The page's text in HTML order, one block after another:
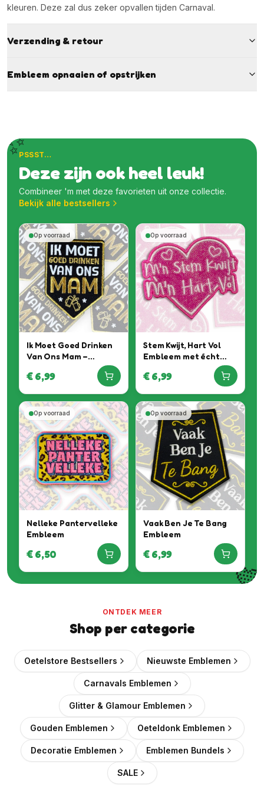
kleuren. Deze zal dus zeker opvallen tijden Carnaval.
Verzending & retour
Embleem opnaaien of opstrijken
PSSST…
Deze zijn ook heel leuk!
Combineer 'm met deze favorieten uit onze collectie.
Bekijk alle bestsellers
Op voorraad
Ik Moet Goed Drinken
Van Ons Mam –
€6,99
Op voorraad
Stem Kwijt, Hart Vol
Embleem met écht
Roze Glitter Special
€6,99
Op voorraad
Nelleke Pantervelleke
Embleem
€6,50
Op voorraad
Vaak Ben Je Te Bang
Embleem
€6,99
ONTDEK MEER
Shop per categorie
Oetelstore Bestsellers Nieuwste Emblemen
Carnavals Emblemen
Glitter & Glamour Emblemen
Gouden Emblemen Oeteldonk Emblemen
Decoratie Emblemen Emblemen Bundels
SALE